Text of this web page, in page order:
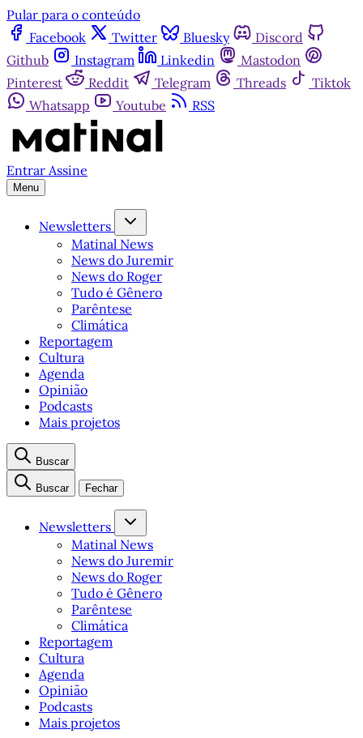
Pular para o conteúdo
Facebook
Twitter Bluesky
Discord
Github
Instagram Linkedin
Mastodon
Pinterest
Reddit Telegram Threads
Tiktok
Whatsapp
Youtube RSS
Entrar Assine
Menu
Newsletters
Matinal News
News do Juremir
News do Roger
Tudo é Gênero
Parêntese
Climática
Reportagem
Cultura
Agenda
Opinião
Podcasts
Mais projetos
Buscar
Buscar Fechar
Newsletters
Matinal News
News do Juremir
News do Roger
Tudo é Gênero
Parêntese
Climática
Reportagem
Cultura
Agenda
Opinião
Podcasts
Mais projetos